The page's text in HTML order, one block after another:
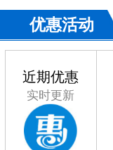
优惠活动
近期优惠
实时更新